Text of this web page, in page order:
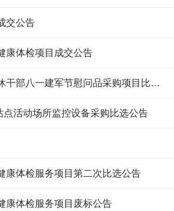
交公告
康体检项目成交公告
北京市军队离休退休干部和平里休养所2026年军休干部八一建军节慰问品采购项目比选公告
活动场所监控设备采购比选公告
康体检服务项目第二次比选公告
康体检服务项目废标公告